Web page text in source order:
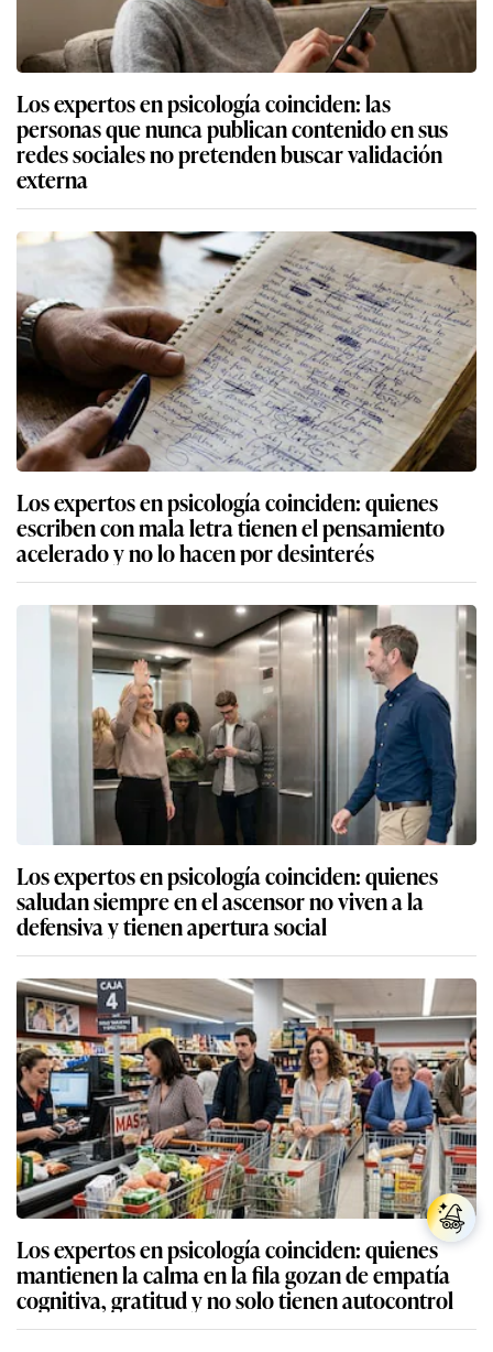
Los expertos en psicología coinciden: las
personas que nunca publican contenido en sus
redes sociales no pretenden buscar validación
externa
Los expertos en psicología coinciden: quienes
escriben con mala letra tienen el pensamiento
acelerado y no lo hacen por desinterés
Los expertos en psicología coinciden: quienes
saludan siempre en el ascensor no viven a la
defensiva y tienen apertura social
Los expertos en psicología coinciden: quienes
mantienen la calma en la fila gozan de empatía
cognitiva, gratitud y no solo tienen autocontrol